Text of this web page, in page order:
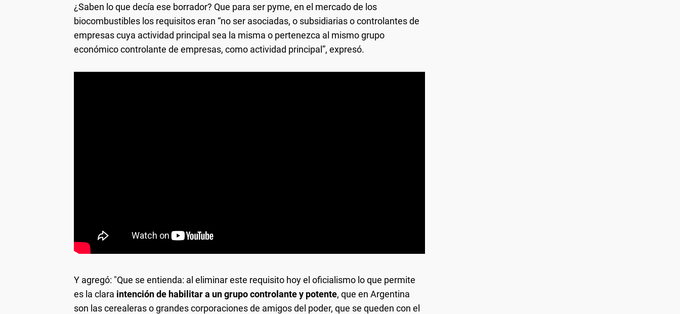
¿Saben lo que decía ese borrador? Que para ser pyme, en el mercado de los
biocombustibles los requisitos eran “no ser asociadas, o subsidiarias o controlantes de
empresas cuya actividad principal sea la misma o pertenezca al mismo grupo
económico controlante de empresas, como actividad principal”, expresó.
Y agregó: "Que se entienda: al eliminar este requisito hoy el oficialismo lo que permite
es la clara intención de habilitar a un grupo controlante y potente, que en Argentina
son las cerealeras o grandes corporaciones de amigos del poder, que se queden con el